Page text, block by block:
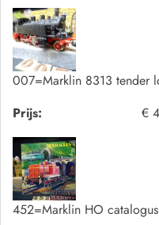
007=Marklin 8313 tender
Prijs:
€
452=Marklin HO